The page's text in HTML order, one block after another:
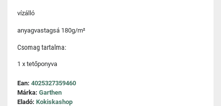
vízálló
anyagvastagsá 180g/m²
Csomag tartalma:
1 x tetőponyva
Ean: 4025327359460
Márka: Garthen
Eladó: Kokiskashop